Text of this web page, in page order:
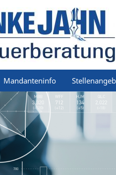
Mandanteninfo